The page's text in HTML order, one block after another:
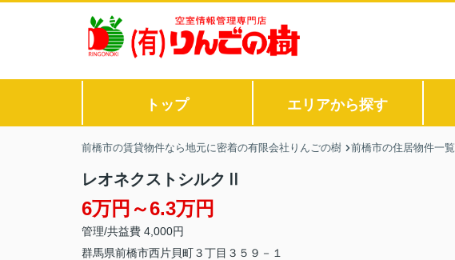
トップ エリアから探す
前橋市の賃貸物件なら地元に密着の有限会社りんごの樹 前橋市の住居物件一覧
レオネクストシルクⅡ
6万円～6.3万円
管理/共益費 4,000円
群馬県前橋市西片貝町３丁目３５９－１